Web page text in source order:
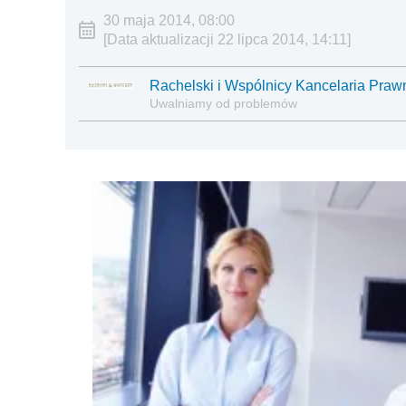
30 maja 2014, 08:00
[Data aktualizacji 22 lipca 2014, 14:11]
Rachelski i Wspólnicy Kancelaria
Uwalniamy od problemów